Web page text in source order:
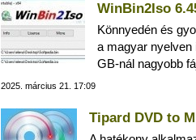
WinBin2Iso
Könnyedén és
a magyar nyelven
GB-nál nagyobb
2025. március 21. 17:09
Tipard DVD to